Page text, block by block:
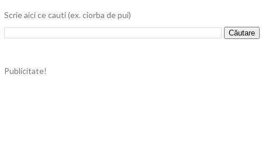
Scrie aici ce cauti (ex. ciorba de pui)
Publicitate!